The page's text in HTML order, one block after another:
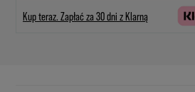
Kup teraz. Zapłać za 30 dni z Klarną